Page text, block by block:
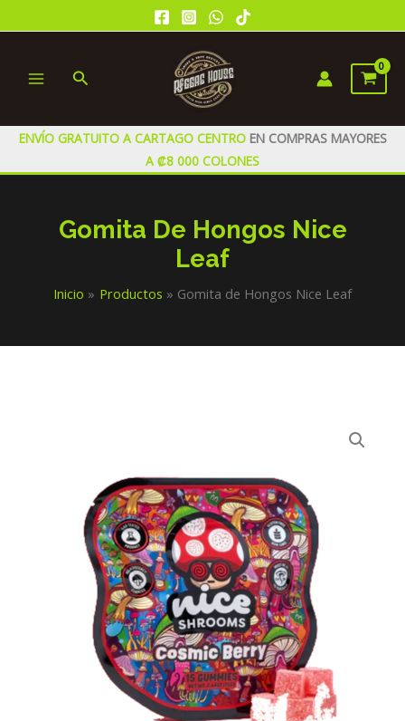
al
MENU
Buscar
ENVÍO GRATUITO A CARTAGO CENTRO EN COMPRAS MAYORES
A ₡8 000 COLONES
Gomita De Hongos Nice
Leaf
Inicio Productos Gomita de Hongos Nice Leaf